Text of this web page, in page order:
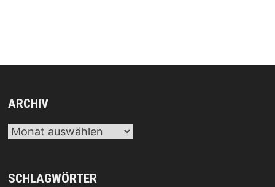
ARCHIV
Archiv
SCHLAGWÖRTER